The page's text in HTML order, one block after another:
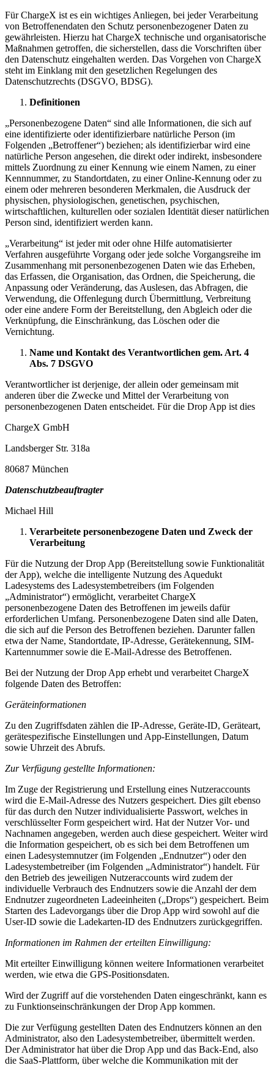
Für ChargeX ist es ein wichtiges Anliegen, bei jeder Verarbeitung
von Betroffenendaten den Schutz personenbezogener Daten zu
gewährleisten. Hierzu hat ChargeX technische und organisatorische
Maßnahmen getroffen, die sicherstellen, dass die Vorschriften über
den Datenschutz eingehalten werden. Das Vorgehen von ChargeX
steht im Einklang mit den gesetzlichen Regelungen des
Datenschutzrechts (DSGVO, BDSG).
Definitionen
„Personenbezogene Daten“ sind alle Informationen, die sich auf
eine identifizierte oder identifizierbare natürliche Person (im
Folgenden „Betroffener“) beziehen; als identifizierbar wird eine
natürliche Person angesehen, die direkt oder indirekt, insbesondere
mittels Zuordnung zu einer Kennung wie einem Namen, zu einer
Kennnummer, zu Standortdaten, zu einer Online-Kennung oder zu
einem oder mehreren besonderen Merkmalen, die Ausdruck der
physischen, physiologischen, genetischen, psychischen,
wirtschaftlichen, kulturellen oder sozialen Identität dieser natürlichen
Person sind, identifiziert werden kann.
„Verarbeitung“ ist jeder mit oder ohne Hilfe automatisierter
Verfahren ausgeführte Vorgang oder jede solche Vorgangsreihe im
Zusammenhang mit personenbezogenen Daten wie das Erheben,
das Erfassen, die Organisation, das Ordnen, die Speicherung, die
Anpassung oder Veränderung, das Auslesen, das Abfragen, die
Verwendung, die Offenlegung durch Übermittlung, Verbreitung
oder eine andere Form der Bereitstellung, den Abgleich oder die
Verknüpfung, die Einschränkung, das Löschen oder die
Vernichtung.
Name und Kontakt des Verantwortlichen gem. Art. 4
Abs. 7 DSGVO
Verantwortlicher ist derjenige, der allein oder gemeinsam mit
anderen über die Zwecke und Mittel der Verarbeitung von
personenbezogenen Daten entscheidet. Für die Drop App ist dies
ChargeX GmbH
Landsberger Str. 318a
80687 München
Datenschutzbeauftragter
Michael Hill
Verarbeitete personenbezogene Daten und Zweck der
Verarbeitung
Für die Nutzung der Drop App (Bereitstellung sowie Funktionalität
der App), welche die intelligente Nutzung des Aquedukt
Ladesystems des Ladesystembetreibers (im Folgenden
„Administrator“) ermöglicht, verarbeitet ChargeX
personenbezogene Daten des Betroffenen im jeweils dafür
erforderlichen Umfang. Personenbezogene Daten sind alle Daten,
die sich auf die Person des Betroffenen beziehen. Darunter fallen
etwa der Name, Standortdate, IP-Adresse, Gerätekennung, SIM-
Kartennummer sowie die E-Mail-Adresse des Betroffenen.
Bei der Nutzung der Drop App erhebt und verarbeitet ChargeX
folgende Daten des Betroffen:
Geräteinformationen
Zu den Zugriffsdaten zählen die IP-Adresse, Geräte-ID, Geräteart,
gerätespezifische Einstellungen und App-Einstellungen, Datum
sowie Uhrzeit des Abrufs.
Zur Verfügung gestellte Informationen:
Im Zuge der Registrierung und Erstellung eines Nutzeraccounts
wird die E-Mail-Adresse des Nutzers gespeichert. Dies gilt ebenso
für das durch den Nutzer individualisierte Passwort, welches in
verschlüsselter Form gespeichert wird. Hat der Nutzer Vor- und
Nachnamen angegeben, werden auch diese gespeichert. Weiter wird
die Information gespeichert, ob es sich bei dem Betroffenen um
einen Ladesystemnutzer (im Folgenden „Endnutzer“) oder den
Ladesystembetreiber (im Folgenden „Administrator“) handelt. Für
den Betrieb des jeweiligen Nutzeraccounts wird zudem der
individuelle Verbrauch des Endnutzers sowie die Anzahl der dem
Endnutzer zugeordneten Ladeeinheiten („Drops“) gespeichert. Beim
Starten des Ladevorgangs über die Drop App wird sowohl auf die
User-ID sowie die Ladekarten-ID des Endnutzers zurückgegriffen.
Informationen im Rahmen der erteilten Einwilligung:
Mit erteilter Einwilligung können weitere Informationen verarbeitet
werden, wie etwa die GPS-Positionsdaten.
Wird der Zugriff auf die vorstehenden Daten eingeschränkt, kann es
zu Funktionseinschränkungen der Drop App kommen.
Die zur Verfügung gestellten Daten des Endnutzers können an den
Administrator, also den Ladesystembetreiber, übermittelt werden.
Der Administrator hat über die Drop App und das Back-End, also
die SaaS-Plattform, über welche die Kommunikation mit der